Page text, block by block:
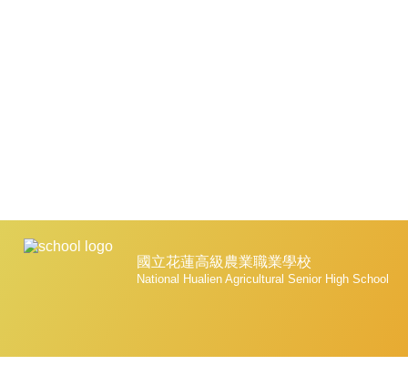
國立花蓮高級農業職業學校
National Hualien Agricultural Senior High School